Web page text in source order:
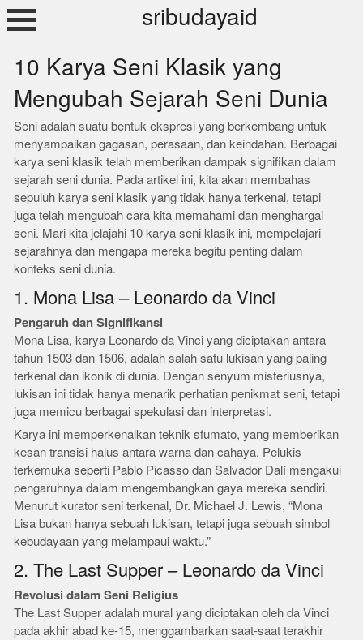
Skip
to
sribudayaid
10 Karya Seni Klasik yang
Mengubah Sejarah Seni Dunia
Seni adalah suatu bentuk ekspresi yang berkembang untuk
menyampaikan gagasan, perasaan, dan keindahan. Berbagai
karya seni klasik telah memberikan dampak signifikan dalam
sejarah seni dunia. Pada artikel ini, kita akan membahas
sepuluh karya seni klasik yang tidak hanya terkenal, tetapi
juga telah mengubah cara kita memahami dan menghargai
seni. Mari kita jelajahi 10 karya seni klasik ini, mempelajari
sejarahnya dan mengapa mereka begitu penting dalam
konteks seni dunia.
1. Mona Lisa – Leonardo da Vinci
Pengaruh dan Signifikansi
Mona Lisa, karya Leonardo da Vinci yang diciptakan antara
tahun 1503 dan 1506, adalah salah satu lukisan yang paling
terkenal dan ikonik di dunia. Dengan senyum misteriusnya,
lukisan ini tidak hanya menarik perhatian penikmat seni, tetapi
juga memicu berbagai spekulasi dan interpretasi.
Karya ini memperkenalkan teknik sfumato, yang memberikan
kesan transisi halus antara warna dan cahaya. Pelukis
terkemuka seperti Pablo Picasso dan Salvador Dalí mengakui
pengaruhnya dalam mengembangkan gaya mereka sendiri.
Menurut kurator seni terkenal, Dr. Michael J. Lewis, “Mona
Lisa bukan hanya sebuah lukisan, tetapi juga sebuah simbol
kebudayaan yang melampaui waktu.”
2. The Last Supper – Leonardo da Vinci
Revolusi dalam Seni Religius
The Last Supper adalah mural yang diciptakan oleh da Vinci
pada akhir abad ke-15, menggambarkan saat-saat terakhir